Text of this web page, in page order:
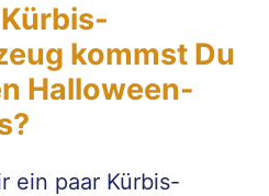
kommst Du
Halloween-
ein paar Kürbis-